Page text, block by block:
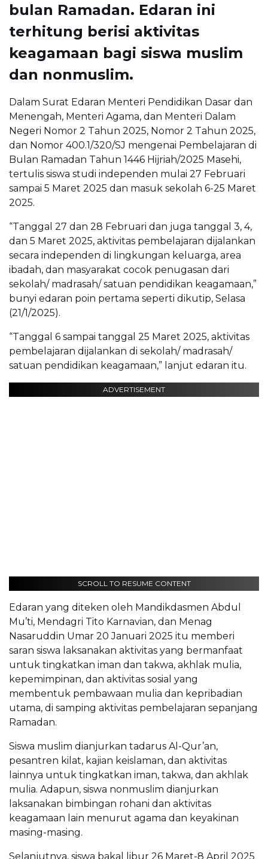
bulan Ramadan. Edaran ini
terhitung berisi aktivitas
keagamaan bagi siswa muslim
dan nonmuslim.
Dalam Surat Edaran Menteri Pendidikan Dasar dan
Menengah, Menteri Agama, dan Menteri Dalam
Negeri Nomor 2 Tahun 2025, Nomor 2 Tahun 2025,
dan Nomor 400.1/320/SJ mengenai Pembelajaran di
Bulan Ramadan Tahun 1446 Hijriah/2025 Masehi,
tertulis siswa studi independen mulai 27 Februari
sampai 5 Maret 2025 dan masuk sekolah 6-25 Maret
2025.
“Tanggal 27 dan 28 Februari dan juga tanggal 3, 4,
dan 5 Maret 2025, aktivitas pembelajaran dijalankan
secara independen di lingkungan keluarga, area
ibadah, dan masyarakat cocok penugasan dari
sekolah/ madrasah/ satuan pendidikan keagamaan,”
bunyi edaran poin pertama seperti dikutip, Selasa
(21/1/2025).
“Tanggal 6 sampai tanggal 25 Maret 2025, aktivitas
pembelajaran dijalankan di sekolah/ madrasah/
satuan pendidikan keagamaan,” lanjut edaran itu.
ADVERTISEMENT
SCROLL TO RESUME CONTENT
Edaran yang diteken oleh Mandikdasmen Abdul
Mu’ti, Mendagri Tito Karnavian, dan Menag
Nasaruddin Umar 20 Januari 2025 itu memberi
saran siswa laksanakan aktivitas yang bermanfaat
untuk tingkatkan iman dan takwa, akhlak mulia,
kepemimpinan, dan aktivitas sosial yang
membentuk pembawaan mulia dan kepribadian
utama, di samping aktivitas pembelajaran sepanjang
Ramadan.
Siswa muslim dianjurkan tadarus Al-Qur’an,
pesantren kilat, kajian keislaman, dan aktivitas
lainnya untuk tingkatkan iman, takwa, dan akhlak
mulia. Adapun, siswa nonmuslim dianjurkan
laksanakan bimbingan rohani dan aktivitas
keagamaan lain menurut agama dan keyakinan
masing-masing.
Selanjutnya, siswa bakal libur 26 Maret-8 April 2025